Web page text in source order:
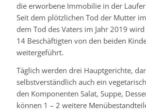
die erworbene Immobilie in der
Seit dem plötzlichen Tod der Mutter
dem Tod des Vaters im Jahr 2019
14 Beschäftigten von den beiden
weitergeführt.
Täglich werden drei Hauptgerichte,
selbstverständlich auch ein
den Komponenten Salat, Suppe,
können 1 – 2 weitere